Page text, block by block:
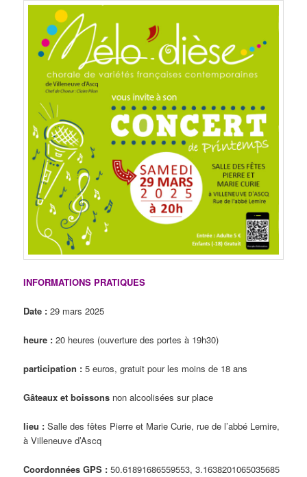
INFORMATIONS PRATIQUES
Date : 29 mars 2025
heure : 20 heures (ouverture des portes à 19h30)
participation : 5 euros, gratuit pour les moins de 18 ans
Gâteaux et boissons non alcoolisées sur place
lieu : Salle des fêtes Pierre et Marie Curie, rue de l’abbé Lemire,
à Villeneuve d’Ascq
Coordonnées GPS : 50.61891686559553, 3.1638201065035685